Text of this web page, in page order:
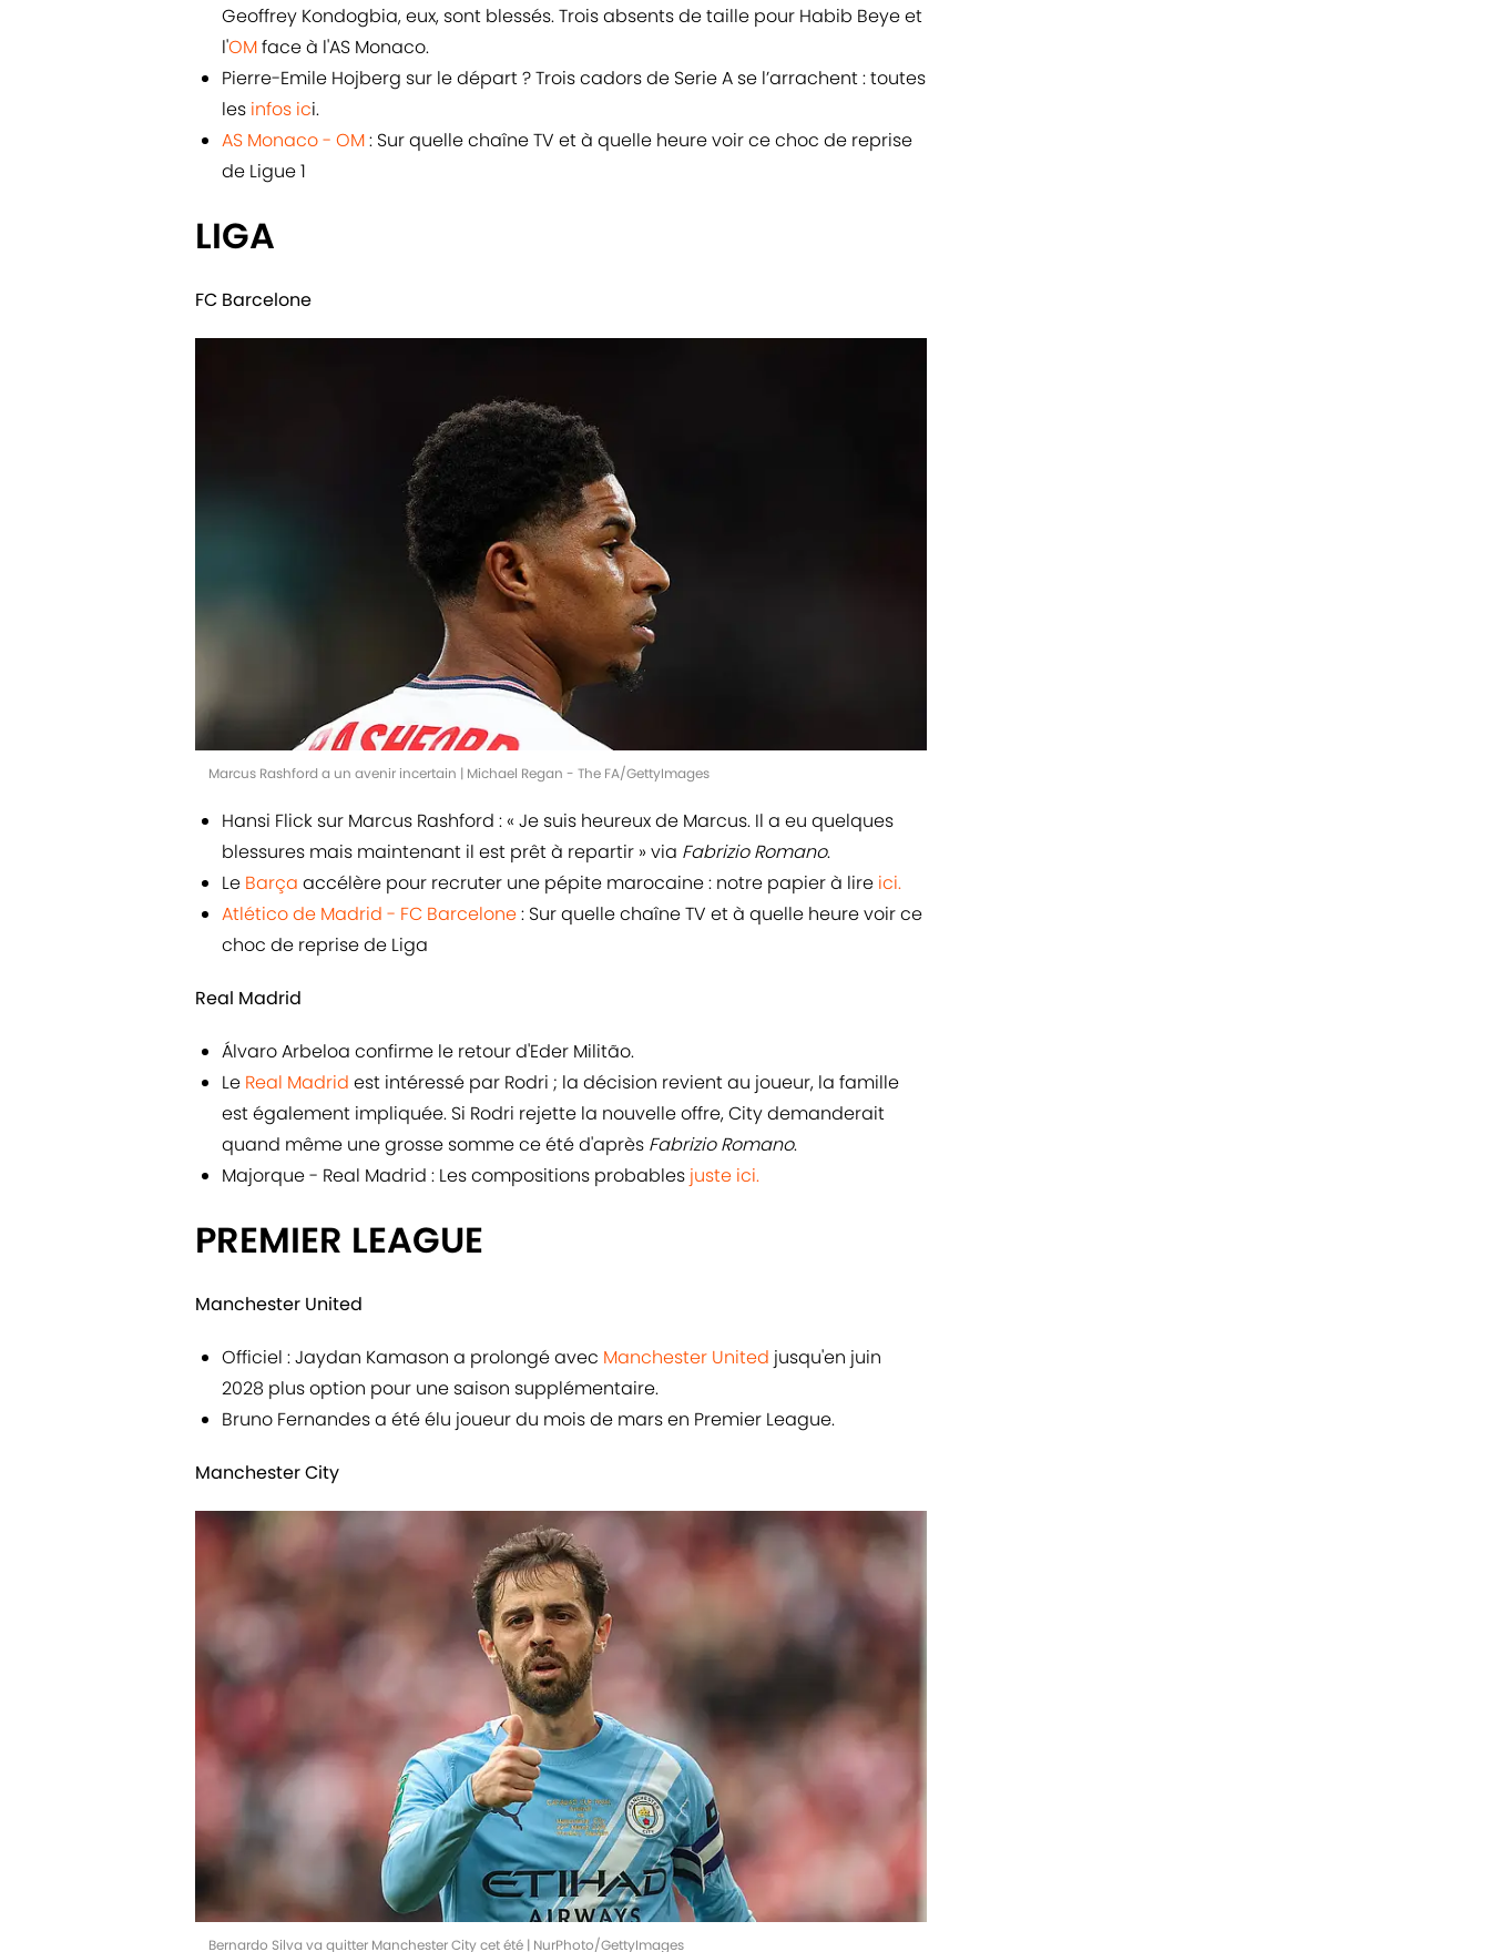
Geoffrey Kondogbia, eux, sont blessés. Trois absents de taille pour Habib Beye et
l'OMface à l'AS Monaco.
Pierre-Emile Hojberg sur le départ ? Trois cadors de Serie A se l’arrachent : toutes
les infos ici.
AS Monaco - OM: Sur quelle chaîne TV et à quelle heure voir ce choc de reprise
de Ligue 1
LIGA
FC Barcelone
Marcus Rashford a un avenir incertain | Michael Regan - The FA/GettyImages
Hansi Flick sur Marcus Rashford : « Je suis heureux de Marcus. Il a eu quelques
blessures mais maintenant il est prêt à repartir » via Fabrizio Romano.
Le Barça accélère pour recruter une pépite marocaine : notre papier à lire ici.
Atlético de Madrid - FC Barcelone: Sur quelle chaîne TV et à quelle heure voir ce
choc de reprise de Liga
Real Madrid
Álvaro Arbeloa confirme le retour d'Eder Militão.
Le Real Madrid est intéressé par Rodri ; la décision revient au joueur, la famille
est également impliquée. Si Rodri rejette la nouvelle offre, City demanderait
quand même une grosse somme ce été d'après Fabrizio Romano.
Majorque - Real Madrid : Les compositions probables juste ici.
PREMIER LEAGUE
Manchester United
Officiel : Jaydan Kamason a prolongé avec Manchester United jusqu'en juin
2028 plus option pour une saison supplémentaire.
Bruno Fernandes a été élu joueur du mois de mars en Premier League.
Manchester City
Bernardo Silva va quitter Manchester City cet été | NurPhoto/GettyImages